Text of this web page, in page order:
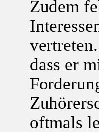
Zudem
dass er
oftmals